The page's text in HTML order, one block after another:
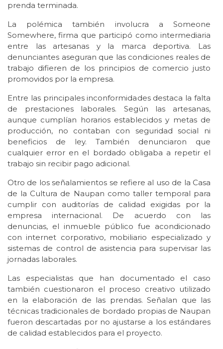
prenda terminada.
La polémica también involucra a Someone
Somewhere, firma que participó como intermediaria
entre las artesanas y la marca deportiva. Las
denunciantes aseguran que las condiciones reales de
trabajo difieren de los principios de comercio justo
promovidos por la empresa.
Entre las principales inconformidades destaca la falta
de prestaciones laborales. Según las artesanas,
aunque cumplían horarios establecidos y metas de
producción, no contaban con seguridad social ni
beneficios de ley. También denunciaron que
cualquier error en el bordado obligaba a repetir el
trabajo sin recibir pago adicional.
Otro de los señalamientos se refiere al uso de la Casa
de la Cultura de Naupan como taller temporal para
cumplir con auditorías de calidad exigidas por la
empresa internacional. De acuerdo con las
denuncias, el inmueble público fue acondicionado
con internet corporativo, mobiliario especializado y
sistemas de control de asistencia para supervisar las
jornadas laborales.
Las especialistas que han documentado el caso
también cuestionaron el proceso creativo utilizado
en la elaboración de las prendas. Señalan que las
técnicas tradicionales de bordado propias de Naupan
fueron descartadas por no ajustarse a los estándares
de calidad establecidos para el proyecto.